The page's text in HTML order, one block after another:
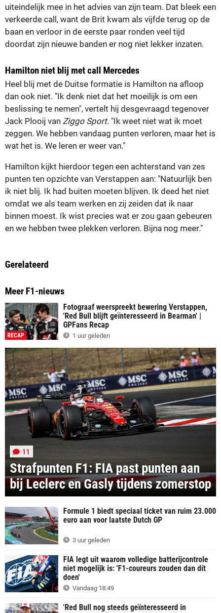
uiteindelijk mee in het advies van zijn team. Dat bleek een
verkeerde call, want de Brit kwam als vijfde terug op de
baan en verloor in de eerste paar ronden veel tijd
doordat zijn nieuwe banden er nog niet lekker inzaten.
Hamilton niet blij met call Mercedes
Heel blij met de Duitse formatie is Hamilton na afloop
dan ook niet. "Ik denk niet dat het moeilijk is om een
beslissing te nemen", vertelt hij desgevraagd tegenover
Jack Plooij van Ziggo Sport. "Ik weet niet wat ik moet
zeggen. We hebben vandaag punten verloren, maar het is
wat het is. We leren er weer van."
Hamilton kijkt hierdoor tegen een achterstand van zes
punten ten opzichte van Verstappen aan: "Natuurlijk ben
ik niet blij. Ik had buiten moeten blijven. Ik deed het niet
omdat we als team werken en zij zeiden dat ik naar
binnen moest. Ik wist precies wat er zou gaan gebeuren
en we hebben twee plekken verloren. Bijna nog meer."
Gerelateerd
Meer F1-nieuws
RECAP
Fotograaf weerspreekt bewering Verstappen,
'Red Bull blijft geïnteresseerd in Bearman' |
GPFans Recap
1 uur geleden
Strafpunten F1: FIA past punten aan
bij Leclerc en Gasly tijdens zomerstop
11
Formule 1 biedt speciaal ticket van ruim 23.000
euro aan voor laatste Dutch GP
3 uur geleden
FIA legt uit waarom volledige batterijcontrole
niet mogelijk is: 'F1-coureurs zouden dan dít
doen'
Vandaag 18:49
'Red Bull nog steeds geïnteresseerd in